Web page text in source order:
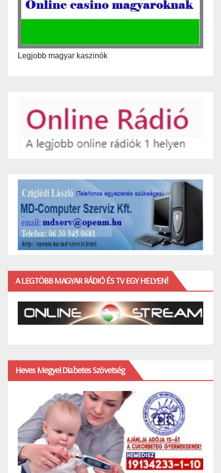
Legjobb magyar kaszinók
A LEGTÖBB MAGYAR RÁDIÓ ÉS TV EGY HELYEN!
Heves Megyei Diabetes Szövetség